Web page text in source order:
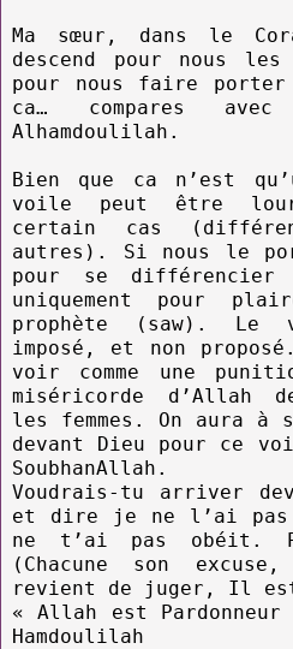
Ma sœur, dans le
descend pour nous les
pour nous faire
ca… compares
Alhamdoulilah.
Bien que ca n’est
voile peut être
certain cas
autres). Si nous le
pour se différencier
uniquement pour
prophète (saw).
imposé, et non
voir comme une
miséricorde d’Allah
les femmes. On aura
devant Dieu pour ce
SoubhanAllah.
Voudrais-tu arriver
et dire je ne l’ai pas
ne t’ai pas obéit.
(Chacune son
revient de juger, Il
« Allah est
Hamdoulilah